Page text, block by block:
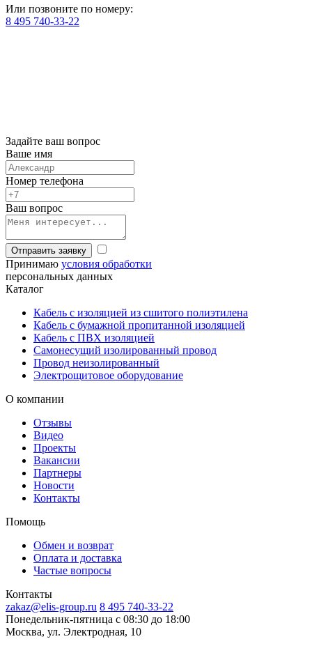
Или позвоните по номеру:
8 495 740-33-22
Задайте ваш вопрос
Ваше имя
Номер телефона
Ваш вопрос
Отправить заявку
Принимаю условия обработки
персональных данных
Каталог
Кабель с изоляцией из сшитого полиэтилена
Кабель с бумажной пропитанной изоляцией
Кабель с ПВХ изоляцией
Самонесущий изолированный провод
Провод неизолированный
Электрощитовое оборудование
О компании
Отзывы
Видео
Проекты
Вакансии
Партнеры
Новости
Контакты
Помощь
Обмен и возврат
Оплата и доставка
Частые вопросы
Контакты
zakaz@elis-group.ru 8 495 740-33-22
Понедельник-пятница c 08:30 до 18:00
Москва, ул. Электродная, 10